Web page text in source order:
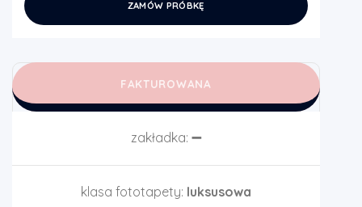
ZAMÓW PRÓBKĘ
FAKTUROWANA
zakładka: ➖
klasa fototapety: luksusowa